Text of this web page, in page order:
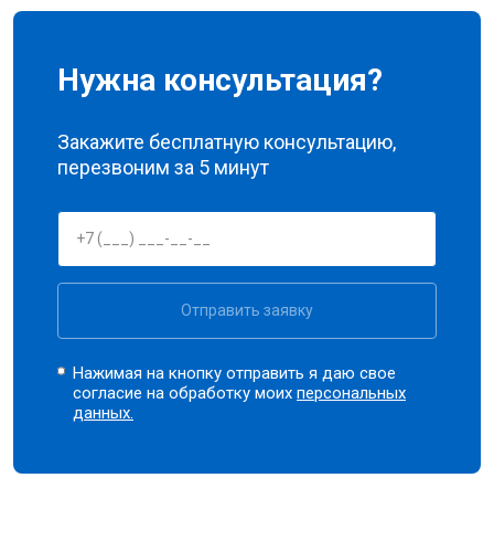
Нужна консультация?
Закажите бесплатную консультацию,
перезвоним за 5 минут
Отправить заявку
Нажимая на кнопку отправить я даю свое
согласие на обработку моихперсональных
данных.